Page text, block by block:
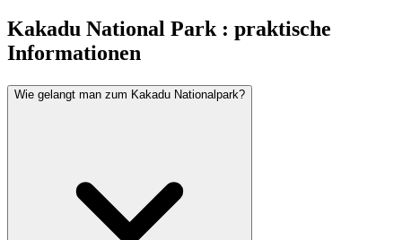
Kakadu National Park : praktische
Informationen
Wie gelangt man zum Kakadu Nationalpark?